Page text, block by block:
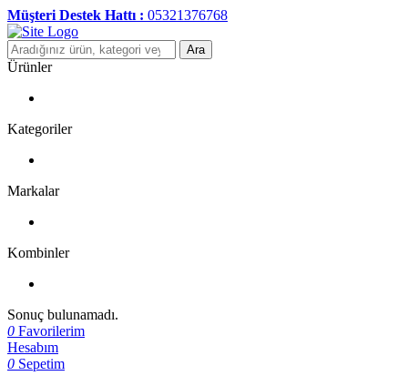
Müşteri Destek Hattı : 05321376768
Ara
Ürünler
Kategoriler
Markalar
Kombinler
Sonuç bulunamadı.
0 Favorilerim
Hesabım
0 Sepetim